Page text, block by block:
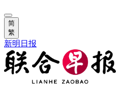
简
繁
新明日报